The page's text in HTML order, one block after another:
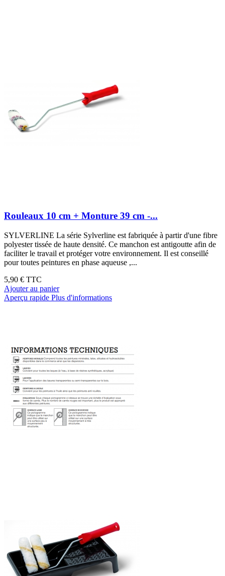
Rouleaux 10 cm + Monture 39 cm -...
SYLVERLINE La série Sylverline est fabriquée à partir d'une fibre
polyester tissée de haute densité. Ce manchon est antigoutte afin de
faciliter le travail et protéger votre environnement. Il est conseillé
pour toutes peintures en phase aqueuse ,...
5,90 € TTC
Ajouter au panier
Aperçu rapide Plus d'informations